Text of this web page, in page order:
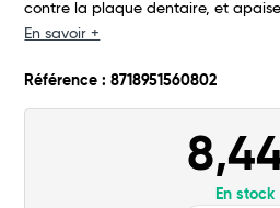
Total
contre la plaque dentaire, et
En savoir +
Référence : 8718951560802
En stock